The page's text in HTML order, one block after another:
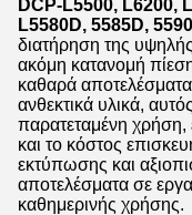
DCP-L5500, L6200,
L5580D, 5585D,
διατήρηση της
ακόμη κατανομή
καθαρά
ανθεκτικά υλικά,
παρατεταμένη χρήση,
και το κόστος
εκτύπωσης και
αποτελέσματα σε
καθημερινής χρήσης.